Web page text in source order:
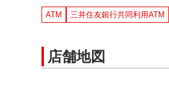
ATM 三井住友銀行共同利用ATM
店舗地図